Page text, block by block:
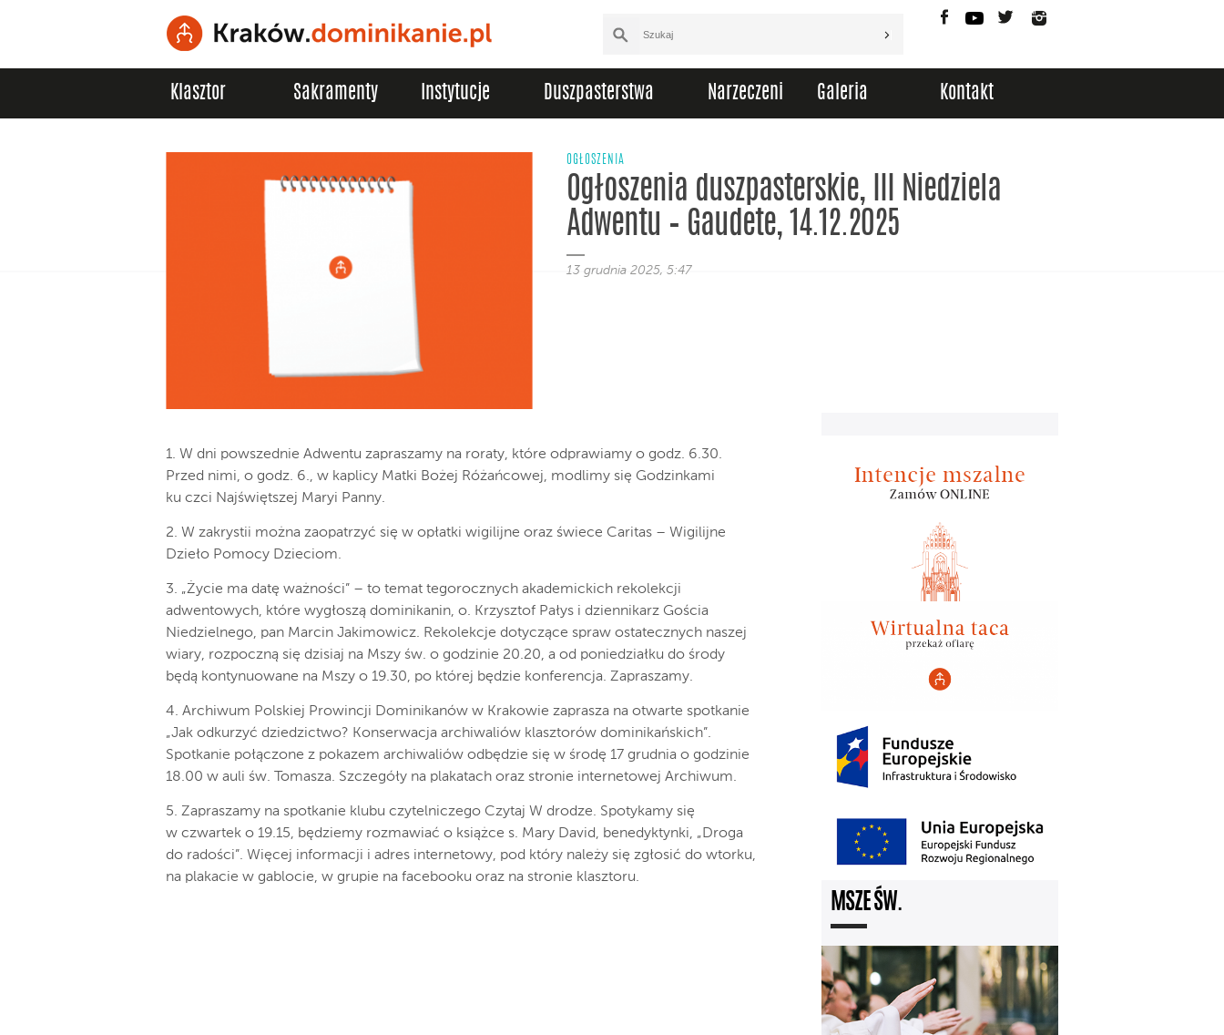
FacebookYouTubeTwitter
Klasztor Sakramenty Instytucje Duszpasterstwa Narzeczeni Galeria Kontakt
OGŁOSZENIA
Ogłoszenia duszpasterskie, III Niedziela
Adwentu – Gaudete, 14.12.2025
13 grudnia 2025, 5:47
1. W dni powszednie Adwentu zapraszamy na roraty, które odprawiamy o godz. 6.30.
Przed nimi, o godz. 6., w kaplicy Matki Bożej Różańcowej, modlimy się Godzinkami
ku czci Najświętszej Maryi Panny.
2. W zakrystii można zaopatrzyć się w opłatki wigilijne oraz świece Caritas – Wigilijne
Dzieło Pomocy Dzieciom.
3. „Życie ma datę ważności” – to temat tegorocznych akademickich rekolekcji
adwentowych, które wygłoszą dominikanin, o. Krzysztof Pałys i dziennikarz Gościa
Niedzielnego, pan Marcin Jakimowicz. Rekolekcje dotyczące spraw ostatecznych naszej
wiary, rozpoczną się dzisiaj na Mszy św. o godzinie 20.20, a od poniedziałku do środy
będą kontynuowane na Mszy o 19.30, po której będzie konferencja. Zapraszamy.
4. Archiwum Polskiej Prowincji Dominikanów w Krakowie zaprasza na otwarte spotkanie
„Jak odkurzyć dziedzictwo? Konserwacja archiwaliów klasztorów dominikańskich”.
Spotkanie połączone z pokazem archiwaliów odbędzie się w środę 17 grudnia o godzinie
18.00 w auli św. Tomasza. Szczegóły na plakatach oraz stronie internetowej Archiwum.
5. Zapraszamy na spotkanie klubu czytelniczego Czytaj W drodze. Spotykamy się
w czwartek o 19.15, będziemy rozmawiać o książce s. Mary David, benedyktynki, „Droga
do radości”. Więcej informacji i adres internetowy, pod który należy się zgłosić do wtorku,
na plakacie w gablocie, w grupie na facebooku oraz na stronie klasztoru.
MSZE ŚW.